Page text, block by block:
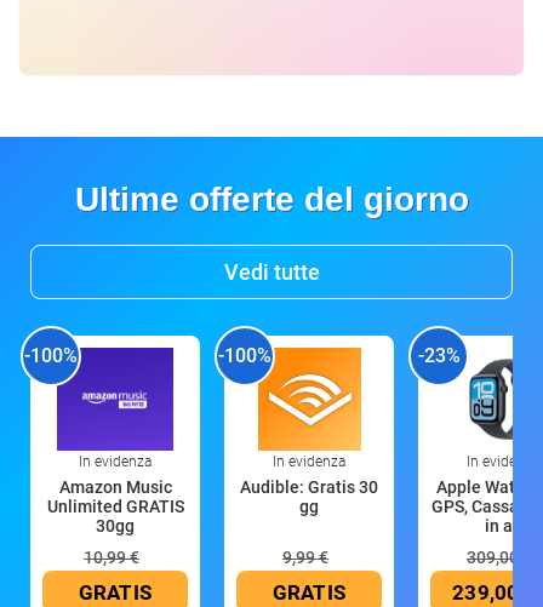
Ultime offerte del giorno
Vedi tutte
-100%
In evidenza
Amazon Music
Unlimited GRATIS
30gg
10,99 €
GRATIS
-100%
In evidenza
Audible: Gratis 30
gg
9,99 €
GRATIS
-23%
In evidenza
Apple Watch
GPS, Cassa
in all
309,00 €
239,00 €